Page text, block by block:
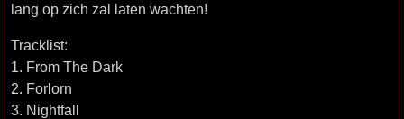
lang op zich zal laten wachten!
Tracklist:
1. From The Dark
2. Forlorn
3. Nightfall